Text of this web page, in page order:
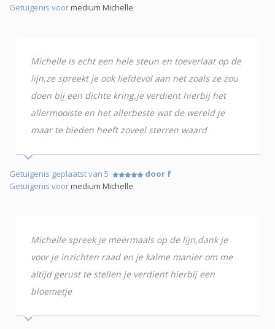
Getuigenis voormedium Michelle
Michelle is echt een hele steun en toeverlaat op de
lijn,ze spreekt je ook liefdevol aan net zoals ze zou
doen bij een dichte kring,je verdient hierbij het
allermooiste en het allerbeste wat de wereld je
maar te bieden heeft zoveel sterren waard
Getuigenis geplaatst van 5
door f
Getuigenis voormedium Michelle
Michelle spreek je meermaals op de lijn,dank je
voor je inzichten raad en je kalme manier om me
altijd gerust te stellen je verdient hierbij een
bloemetje